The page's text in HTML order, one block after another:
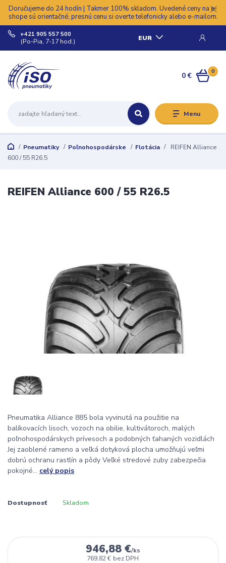
Doručujeme do 24 hodín | Takmer 100% skladom. Uvedené ceny na e-
shope sú orientačné, presnú cenu si overte telefonicky alebo e-mailom.
Menu
EUR
+421 905 557 500
(Po-Pia, 7-17 hod.)
0
0 €
Pneumatiky Poľnohospodárske Flotácia
REIFEN Alliance
600 / 55 R26.5
REIFEN Alliance 600 / 55 R26.5
Pneumatika Alliance 885 bola vyvinutá na použitie na
balíkovacích lisoch, vozoch na obilie, kultivátoroch, malých
poľnohospodárskych prívesoch a podobných ťahaných vozidlách
Jej zaoblené rameno a veľká dotyková plocha umožňujú veľmi
dobrú ochranu rastlín a pôdy Veľké stredové zuby zabezpečia
pokojné... celý popis
Dostupnosť Skladom
946,88 €/ks
769,82 € bez DPH